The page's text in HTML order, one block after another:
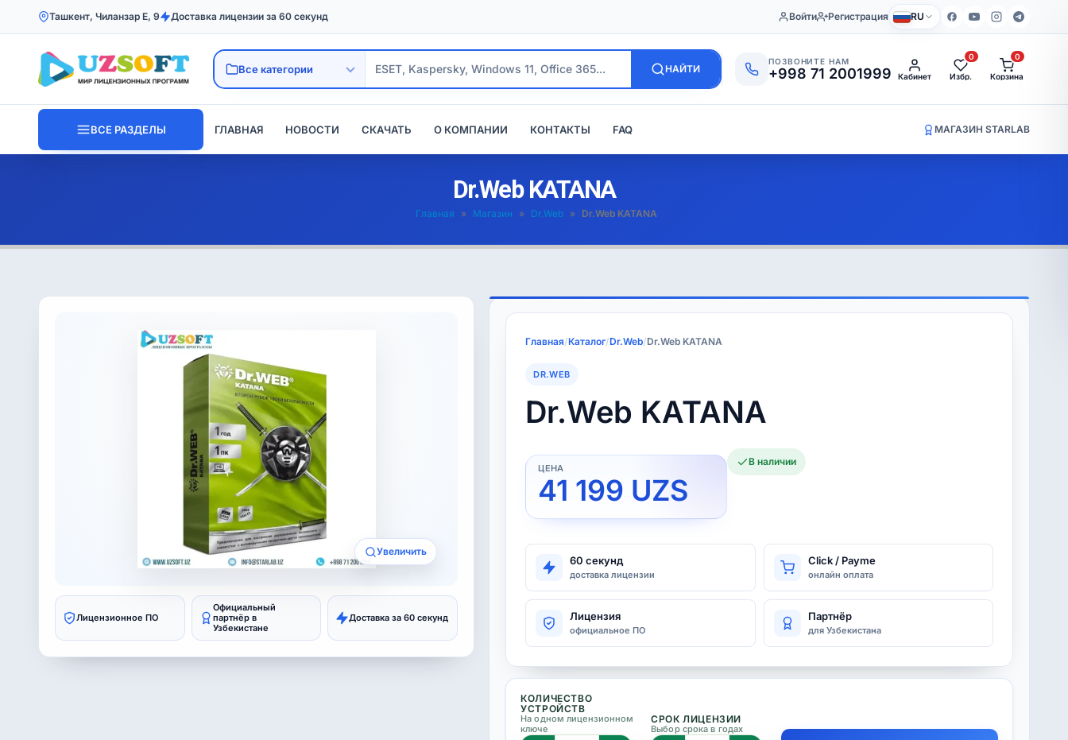
Ташкент, Чиланзар Е, 9 Доставка лицензии за 60 секунд Войти Регистрация RU
НАЙТИ
ПОЗВОНИТЕ НАМ
+998 71 2001999 Кабинет Избр.
0
Корзина
0
ВСЕ РАЗДЕЛЫ ГЛАВНАЯ НОВОСТИ СКАЧАТЬ О КОМПАНИИ КОНТАКТЫ FAQ МАГАЗИН STARLAB
Dr.Web KATANA
Главная » Магазин » Dr.Web » Dr.Web KATANA
Увеличить
Лицензионное ПО
Официальный
партнёр в
Узбекистане
Доставка за 60 секунд
Главная/Каталог/Dr.Web/Dr.Web KATANA
DR.WEB
Dr.Web KATANA
41 199 UZS
В наличии
60 секунд
доставка лицензии
Click / Payme
онлайн оплата
Лицензия
официальное ПО
Партнёр
для Узбекистана
КОЛИЧЕСТВО
УСТРОЙСТВ
На одном лицензионном
ключе
СРОК ЛИЦЕНЗИИ
Выбор срока в годах